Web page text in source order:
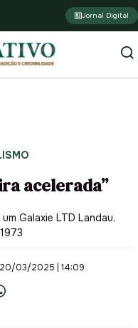
Jornal Digital
acelerada”
Galaxie LTD Landau,
03/2025 | 14:09